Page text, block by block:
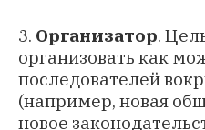
3. Организатор.
организовать как
последователей
(например, новая
новое